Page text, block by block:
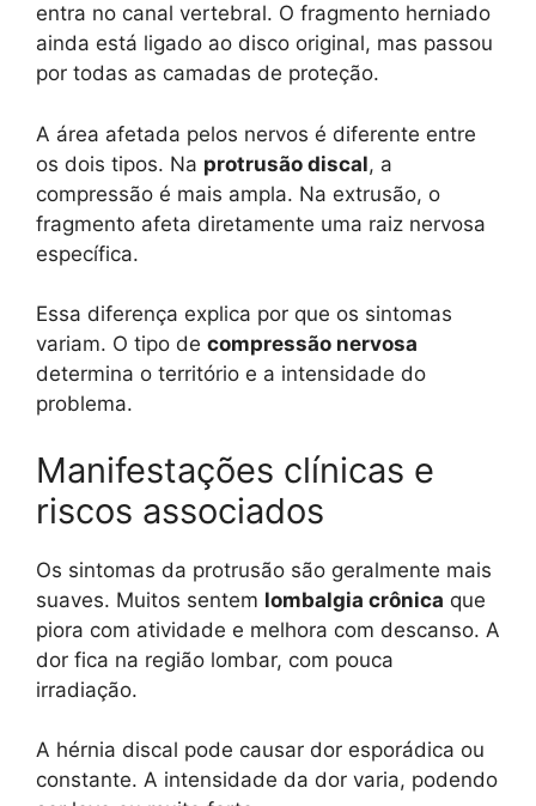
entra no canal vertebral. O fragmento herniado
ainda está ligado ao disco original, mas passou
por todas as camadas de proteção.
A área afetada pelos nervos é diferente entre
os dois tipos. Na protrusão discal, a
compressão é mais ampla. Na extrusão, o
fragmento afeta diretamente uma raiz nervosa
específica.
Essa diferença explica por que os sintomas
variam. O tipo de compressão nervosa
determina o território e a intensidade do
problema.
Manifestações clínicas e
riscos associados
Os sintomas da protrusão são geralmente mais
suaves. Muitos sentem lombalgia crônica que
piora com atividade e melhora com descanso. A
dor fica na região lombar, com pouca
irradiação.
A hérnia discal pode causar dor esporádica ou
constante. A intensidade da dor varia, podendo